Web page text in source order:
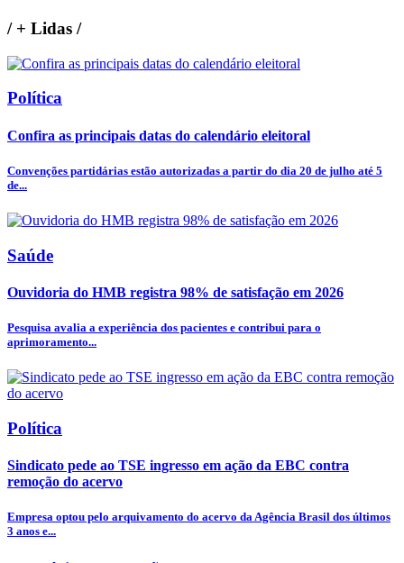
/+ Lidas /
Política
Confira as principais datas do calendário eleitoral
Convenções partidárias estão autorizadas a partir do dia 20 de julho até 5
de...
Saúde
Ouvidoria do HMB registra 98% de satisfação em 2026
Pesquisa avalia a experiência dos pacientes e contribui para o
aprimoramento...
Política
Sindicato pede ao TSE ingresso em ação da EBC contra
remoção do acervo
Empresa optou pelo arquivamento do acervo da Agência Brasil dos últimos
3 anos e...